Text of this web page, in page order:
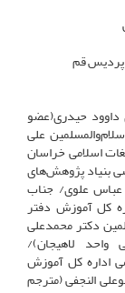
پردیس قم
داوود حیدری(عضو
علی
اسلامی خراسان
بنیاد پژوهش‌های
علوی/ جناب
کل آموزش دفتر
دکتر محمدعلی
واحد لاهیجان)/
اداره کل آموزش
النجفی (مترجم